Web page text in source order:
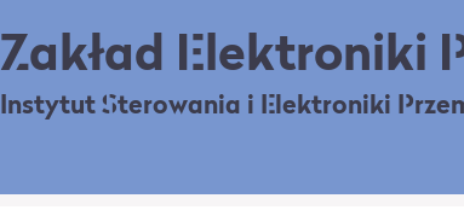
Zakład Elektroniki
Instytut Sterowania i Elektroniki